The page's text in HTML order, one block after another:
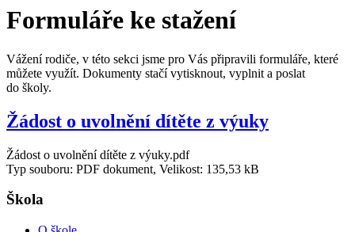
Formuláře ke stažení
Vážení rodiče, v této sekci jsme pro Vás připravili formuláře, které
můžete využít. Dokumenty stačí vytisknout, vyplnit a poslat
do školy.
Žádost o uvolnění dítěte z výuky
Žádost o uvolnění dítěte z výuky.pdf
Typ souboru: PDF dokument, Velikost: 135,53 kB
Škola